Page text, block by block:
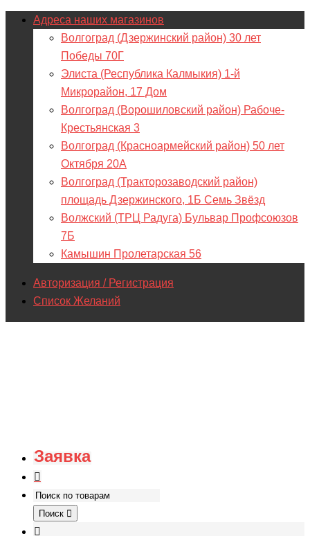
Адреса наших магазинов
Волгоград (Дзержинский район) 30 лет
Победы 70Г
Элиста (Республика Калмыкия) 1-й
Микрорайон, 17 Дом
Волгоград (Ворошиловский район) Рабоче-
Крестьянская 3
Волгоград (Красноармейский район) 50 лет
Октября 20А
Волгоград (Тракторозаводский район)
площадь Дзержинского, 1Б Семь Звёзд
Волжский (ТРЦ Радуга) Бульвар Профсоюзов
7Б
Камышин Пролетарская 56
Авторизация / Регистрация
Список Желаний
Заявка
Поиск